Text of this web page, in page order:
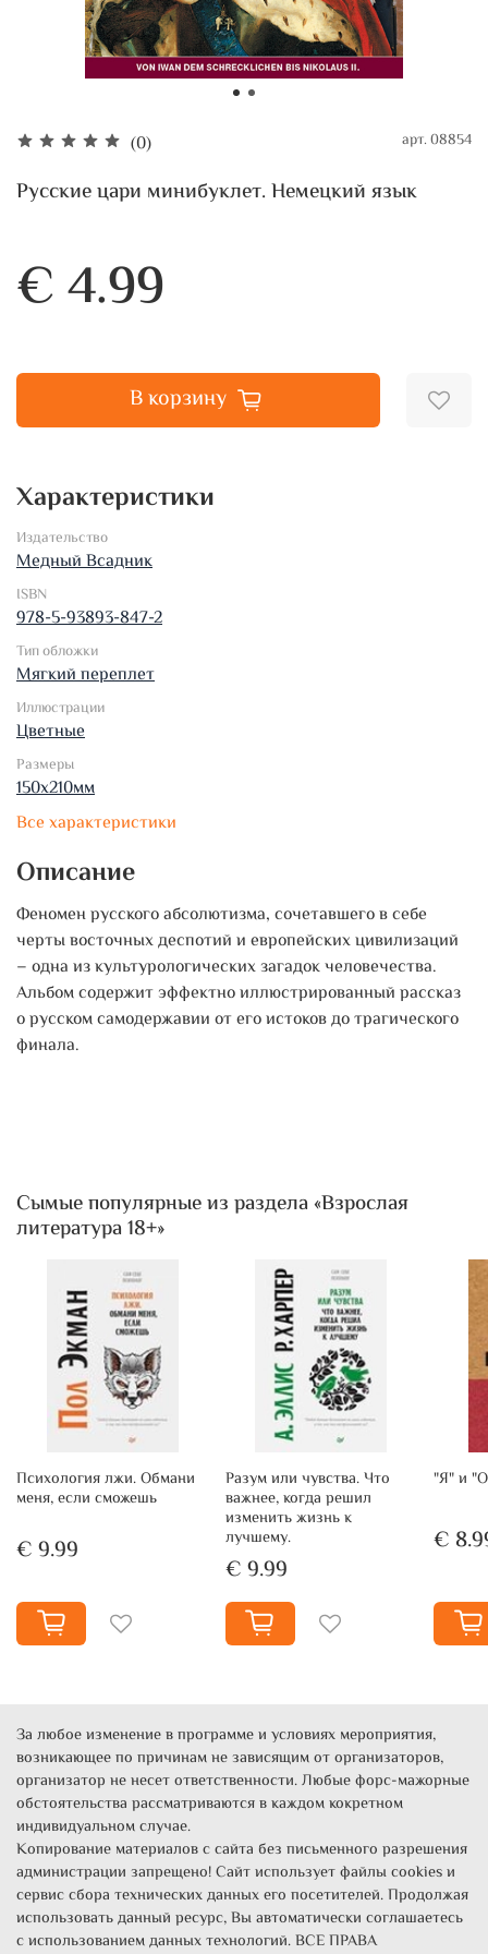
(0) арт.08854
Русские цари минибуклет. Немецкий язык
€ 4.99
В корзину
Характеристики
Издательство
Медный Всадник
ISBN
978-5-93893-847-2
Тип обложки
Мягкий переплет
Иллюстрации
Цветные
Размеры
150х210мм
Все характеристики
Описание
Феномен русского абсолютизма, сочетавшего в себе
черты восточных деспотий и европейских цивилизаций
– одна из культурологических загадок человечества.
Альбом содержит эффектно иллюстрированный рассказ
о русском самодержавии от его истоков до трагического
финала.
Сымые популярные из раздела «Взрослая
литература 18+»
Психология лжи. Обмани
меня, если сможешь
€ 9.99
Разум или чувства. Что
важнее, когда решил
изменить жизнь к
лучшему.
€ 9.99
"Я" и
€
За любое изменение в программе и условиях мероприятия,
возникающее по причинам не зависящим от организаторов,
организатор не несет ответственности. Любые форс-мажорные
обстоятельства рассматриваются в каждом кокретном
индивидуальном случае.
Копирование материалов с сайта без письменного разрешения
администрации запрещено! Сайт использует файлы cookies и
сервис сбора технических данных его посетителей. Продолжая
использовать данный ресурс, Вы автоматически соглашаетесь
с использованием данных технологий. ВСЕ ПРАВА